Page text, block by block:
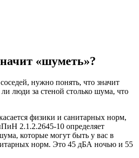
«шуметь»?
нужно понять, что значит
люди за стеной столько шума, что
физики и санитарных норм,
2.1.2.2645-10 определяет
которые могут быть у вас в
норм. Это 45 дБА ночью и 55